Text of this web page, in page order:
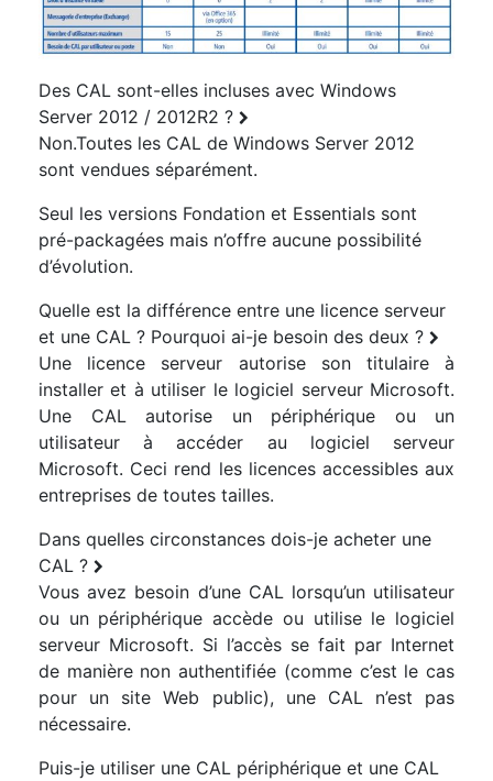
Des CAL sont-elles incluses avec Windows
Server 2012 / 2012R2 ?
Non.Toutes les CAL de Windows Server 2012
sont vendues séparément.
Seul les versions Fondation et Essentials sont
pré-packagées mais n’offre aucune possibilité
d’évolution.
Quelle est la différence entre une licence serveur
et une CAL ? Pourquoi ai-je besoin des deux ?
Une licence serveur autorise son titulaire à
installer et à utiliser le logiciel serveur Microsoft.
Une CAL autorise un périphérique ou un
utilisateur à accéder au logiciel serveur
Microsoft. Ceci rend les licences accessibles aux
entreprises de toutes tailles.
Dans quelles circonstances dois-je acheter une
CAL ?
Vous avez besoin d’une CAL lorsqu’un utilisateur
ou un périphérique accède ou utilise le logiciel
serveur Microsoft. Si l’accès se fait par Internet
de manière non authentifiée (comme c’est le cas
pour un site Web public), une CAL n’est pas
nécessaire.
Puis-je utiliser une CAL périphérique et une CAL